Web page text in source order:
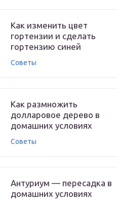
Как изменить цвет
гортензии и сделать
гортензию синей
Советы
Как размножить
долларовое дерево в
домашних условиях
Советы
Антуриум — пересадка в
домашних условиях